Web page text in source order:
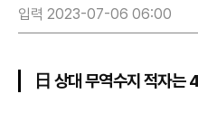
입력 2023-07-06 06:00
日 상대 무역수지 적자